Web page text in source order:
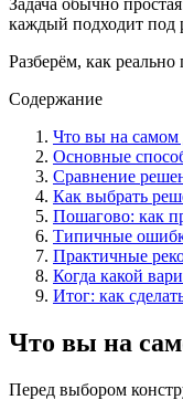
каждый подходит под
Разберём, как
Содержание
Что вы на самом
Основные
Сравнение
Как выбрать
Пошагово: как
Типичные
Практичные
Когда какой
Итог: как
Что вы на
Перед выбором